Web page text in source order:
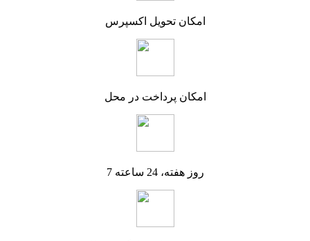
امکان تحویل اکسپرس
امکان پرداخت در محل
7 روز هفته، 24 ساعته